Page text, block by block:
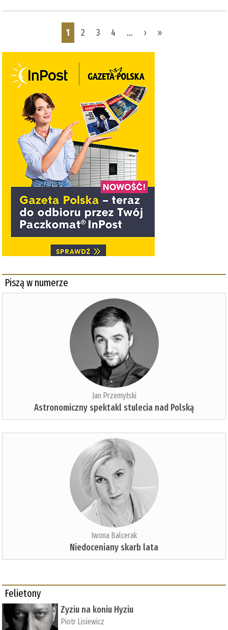
1 2 3 4 … › »
Piszą w numerze
Jan Przemyłski
Astronomiczny spektakl stulecia nad Polską
Iwona Balcerak
Niedoceniany skarb lata
Felietony
Zyziu na koniu Hyziu
Piotr Lisiewicz